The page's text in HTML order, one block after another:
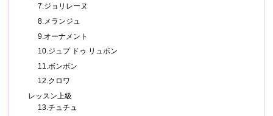
7.ジョリレーヌ
8.メランジュ
9.オーナメント
10.ジュプ ドゥ リュボン
11.ボンボン
12.クロワ
レッスン上級
13.チュチュ